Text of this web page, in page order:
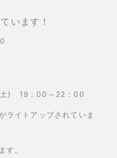
います！
土) 19：00～22：00
ライトアップされていま
す。